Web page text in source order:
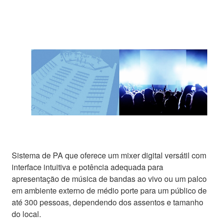
Sistema de PA que oferece um mixer digital versátil com
interface intuitiva e potência adequada para
apresentação de música de bandas ao vivo ou um palco
em ambiente externo de médio porte para um público de
até 300 pessoas, dependendo dos assentos e tamanho
do local.